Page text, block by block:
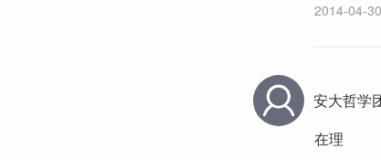
2014-04-30
安大哲学
在理